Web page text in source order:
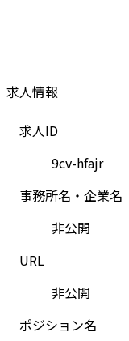
求人情報
求人ID
9cv-hfajr
事務所名・企業名
非公開
URL
非公開
ポジション名